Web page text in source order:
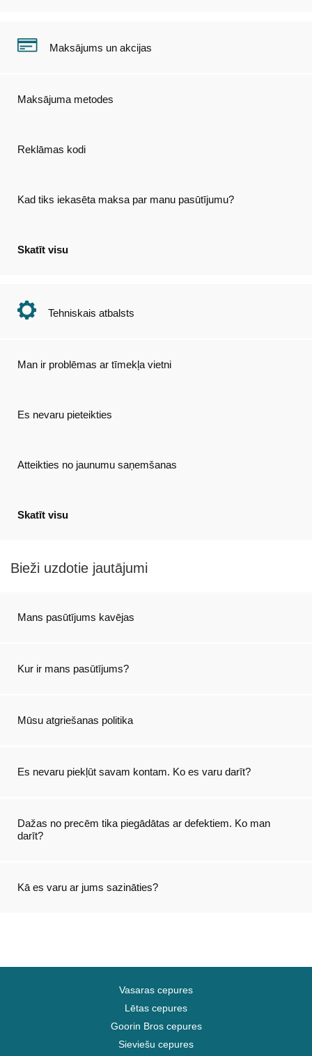
Maksājums un akcijas
Maksājuma metodes
Reklāmas kodi
Kad tiks iekasēta maksa par manu pasūtījumu?
Skatīt visu
Tehniskais atbalsts
Man ir problēmas ar tīmekļa vietni
Es nevaru pieteikties
Atteikties no jaunumu saņemšanas
Skatīt visu
Bieži uzdotie jautājumi
Mans pasūtījums kavējas
Kur ir mans pasūtījums?
Mūsu atgriešanas politika
Es nevaru piekļūt savam kontam. Ko es varu darīt?
Dažas no precēm tika piegādātas ar defektiem. Ko man
darīt?
Kā es varu ar jums sazināties?
Vasaras cepures
Lētas cepures
Goorin Bros cepures
Sieviešu cepures